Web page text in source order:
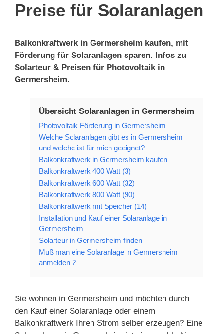
Preise für Solaranlagen
Balkonkraftwerk in Germersheim kaufen, mit
Förderung für Solaranlagen sparen. Infos zu
Solarteur & Preisen für Photovoltaik in
Germersheim.
Übersicht Solaranlagen in Germersheim
Photovoltaik Förderung in Germersheim
Welche Solaranlagen gibt es in Germersheim
und welche ist für mich geeignet?
Balkonkraftwerk in Germersheim kaufen
Balkonkraftwerk 400 Watt (3)
Balkonkraftwerk 600 Watt (32)
Balkonkraftwerk 800 Watt (90)
Balkonkraftwerk mit Speicher (14)
Installation und Kauf einer Solaranlage in
Germersheim
Solarteur in Germersheim finden
Muß man eine Solaranlage in Germersheim
anmelden ?
Sie wohnen in Germersheim und möchten durch
den Kauf einer Solaranlage oder einem
Balkonkraftwerk Ihren Strom selber erzeugen? Eine